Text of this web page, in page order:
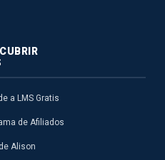
a LMS Gratis
de Afiliados
Alison